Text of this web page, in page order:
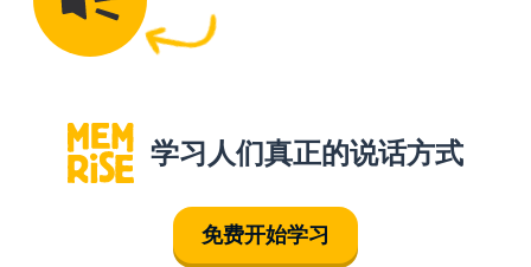
学习人们真正的说话方式
免费开始学习